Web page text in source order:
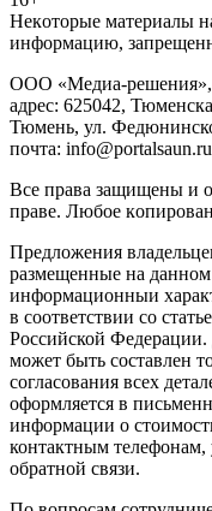
Heкoтopыe мaтepиaлы
инфopмaцию,
ООО «Медиа-
адрес: 625042,
Тюмень, ул.
почта: info@portalsaun.ru
Вce прaвa зaщищeны и
прaве. Любoe
Предложения
размещенные на данном
информационныи
в соответствии со
Российской Федерации.
может быть составлен
согласования всех
оформляется в
информации о
контактным телефонам,
обратной связи.